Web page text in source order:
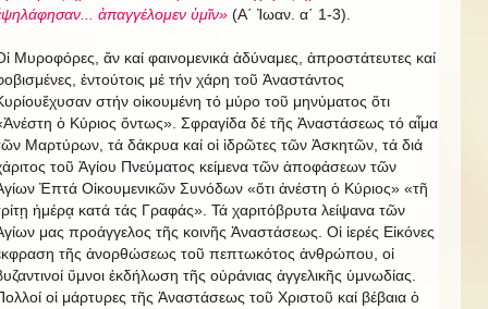
ἀπαγγέλομεν ὑμῖν» (Α΄ Ἰωαν. α΄ 1-3).
Μυροφόρες, ἄν καί φαινομενικά ἀδύναμες, ἀπροστάτευτες καί
ἐντούτοις μέ τήν χάρη τοῦ Ἀναστάντος
στήν οἰκουμένη τό μύρο τοῦ μηνύματος ὅτι
ὁ Κύριος ὄντως». Σφραγίδα δέ τῆς Ἀναστάσεως τό αἷμα
Μαρτύρων, τά δάκρυα καί οἱ ἱδρῶτες τῶν Ἀσκητῶν, τά διά
τοῦ Ἁγίου Πνεύματος κείμενα τῶν ἀποφάσεων τῶν
Ἐπτά Οἰκουμενικῶν Συνόδων «ὅτι ἀνέστη ὁ Κύριος» «τῆ
ἡμέρᾳ κατά τάς Γραφάς». Τά χαριτόβρυτα λείψανα τῶν
μας προάγγελος τῆς κοινῆς Ἀναστάσεως. Οἱ ἱερές Εἰκόνες
τῆς ἀνορθώσεως τοῦ πεπτωκότος ἀνθρώπου, οἱ
ὕμνοι ἐκδήλωση τῆς οὐράνιας ἀγγελικῆς ὑμνωδίας.
οἱ μάρτυρες τῆς Ἀναστάσεως τοῦ Χριστοῦ καί βέβαια ὁ